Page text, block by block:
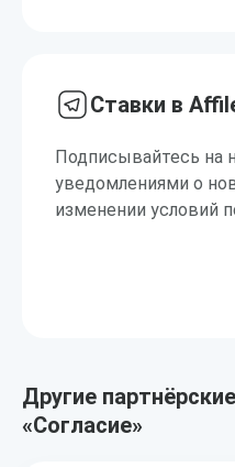
Ставки в
Подписывайтесь на
уведомлениями о
изменении условий
Другие
«Согласие»